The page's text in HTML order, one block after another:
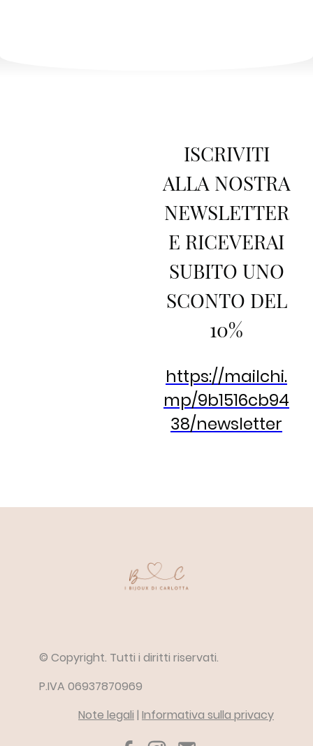
ISCRIVITI
ALLA NOSTRA
NEWSLETTER
E RICEVERAI
SUBITO UNO
SCONTO DEL
10%
https://mailchi.
mp/9b1516cb94
38/newsletter
© Copyright. Tutti i diritti riservati.
P.IVA 06937870969
Note legali | Informativa sulla privacy